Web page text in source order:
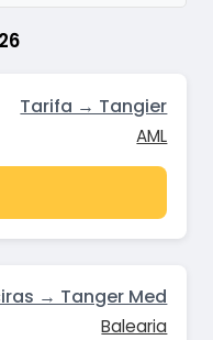
Tarifa → Tangier
AML
→ Tanger Med
Balearia